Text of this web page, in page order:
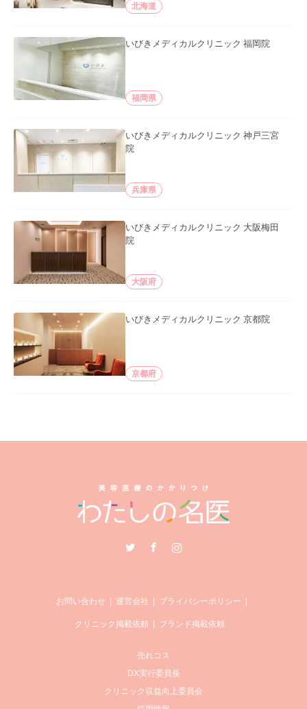
北海道
いびきメディカルクリニック 福岡院
福岡県
いびきメディカルクリニック 神戸三宮
院
兵庫県
いびきメディカルクリニック 大阪梅田
院
大阪府
いびきメディカルクリニック 京都院
京都府
Instagram
お問い合わせ 運営会社 プライバシーポリシー
クリニック掲載依頼 ブランド掲載依頼
売れコス
DX実行委員長
クリニック収益向上委員会